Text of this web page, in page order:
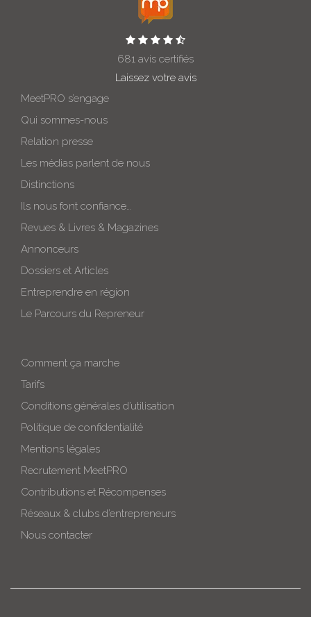
681 avis certifiés
Laissez votre avis
MeetPRO s’engage
Qui sommes-nous
Relation presse
Les médias parlent de nous
Distinctions
Ils nous font confiance…
Revues & Livres & Magazines
Annonceurs
Dossiers et Articles
Entreprendre en région
Le Parcours du Repreneur
Comment ça marche
Tarifs
Conditions générales d’utilisation
Politique de confidentialité
Mentions légales
Recrutement MeetPRO
Contributions et Récompenses
Réseaux & clubs d’entrepreneurs
Nous contacter